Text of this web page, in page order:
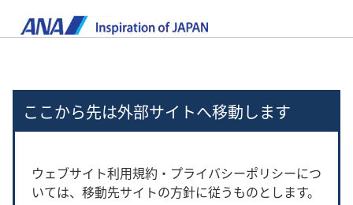
ここから先は外部サイトへ移動します
ウェブサイト利用規約・プライバシーポリシーにつ
いては、移動先サイトの方針に従うものとします。